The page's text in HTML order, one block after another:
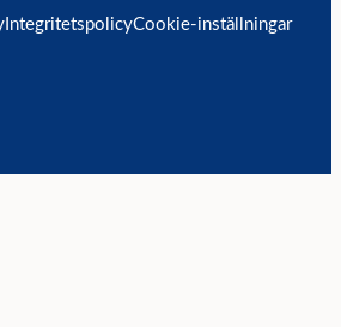
IntegritetspolicyCookie-inställningar